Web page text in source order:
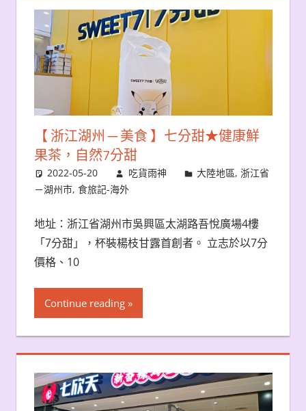
【 浙江湖州 ─ 美食 】七分甜★健康鮮
果茶，自然7分甜
2022-05-20 吃貨雨神 大陸地區,浙江省
－湖州市, 食旅記-海外
地址：浙江省湖州市吳興區太湖路吾悅廣場4樓
「7分甜」，杯裝楊枝甘露首創者。 立志於以7分
價格、10
Continue reading